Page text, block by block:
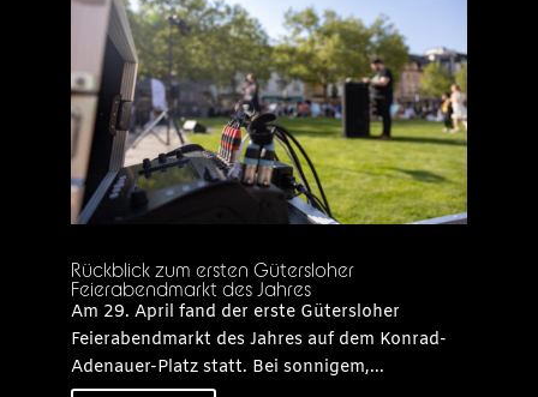
Rückblick zum ersten Gütersloher
Feierabendmarkt des Jahres
Am 29. April fand der erste Gütersloher
Feierabendmarkt des Jahres auf dem Konrad-
Adenauer-Platz statt. Bei sonnigem,...